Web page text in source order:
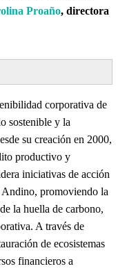
Proaño, directora
corporativa de
sostenible y la
su creación en 2000,
productivo y
iniciativas de acción
promoviendo la
la huella de carbono,
A través de
de ecosistemas
financieros a